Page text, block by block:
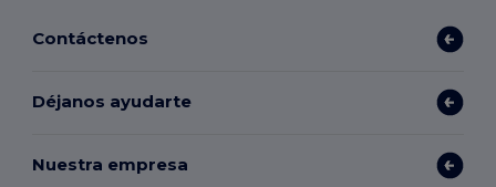
Contáctenos
Déjanos ayudarte
Nuestra empresa